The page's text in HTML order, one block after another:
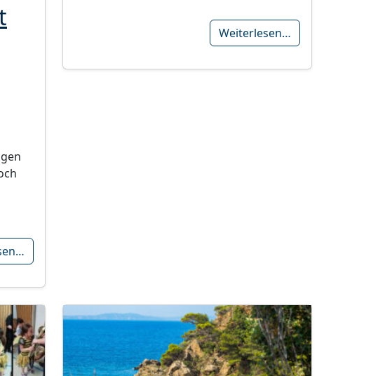
Weiterlesen…